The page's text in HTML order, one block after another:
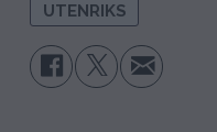
UTENRIKS